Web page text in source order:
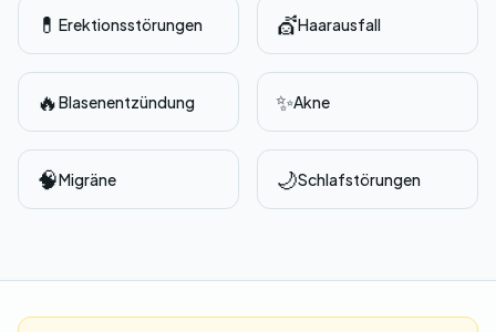
💊 Erektionsstörungen 💇Haarausfall
🔥Blasenentzündung ✨Akne
🧠Migräne 🌙Schlafstörungen